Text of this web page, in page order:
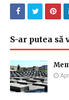
S-ar putea să